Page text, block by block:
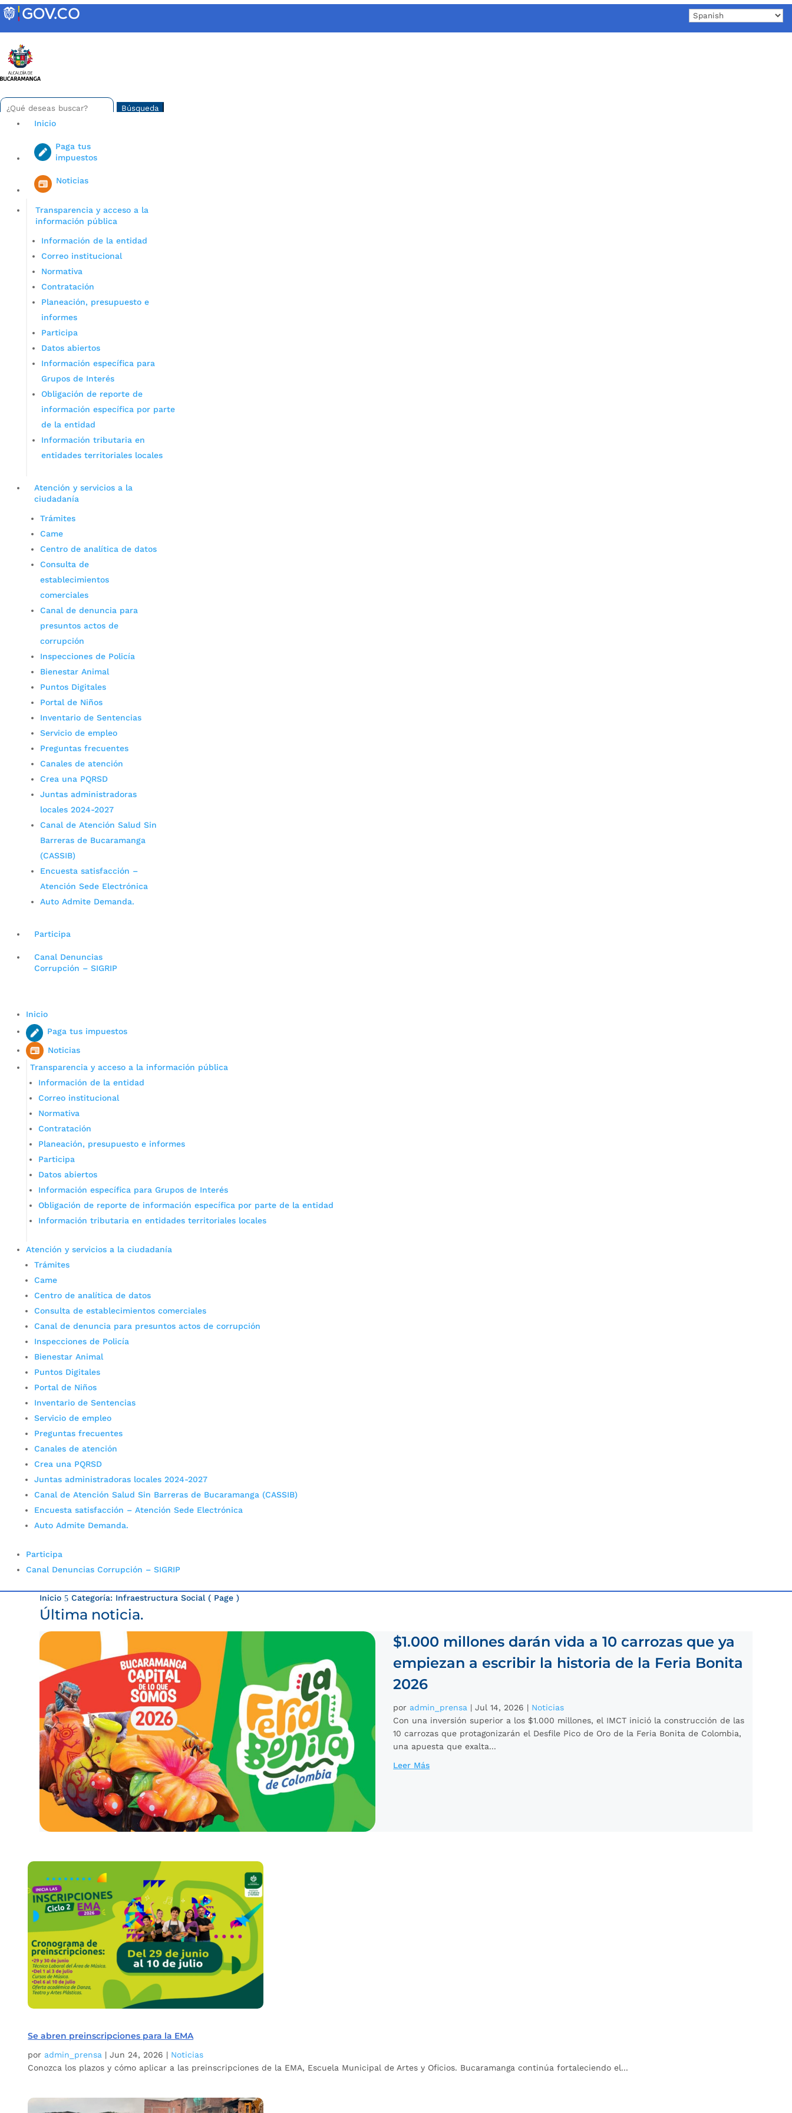
Skip
to
Buscar:
Search
for...
Iniciar sesión en gov co
Inicio
Paga tus
impuestos
Noticias
Transparencia y acceso a la
información pública
Información de la entidad
Correo institucional
Normativa
Contratación
Planeación, presupuesto e
informes
Participa
Datos abiertos
Información específica para
Grupos de Interés
Obligación de reporte de
información específica por parte
de la entidad
Información tributaria en
entidades territoriales locales
Atención y servicios a la
ciudadanía
Trámites
Came
Centro de analítica de datos
Consulta de
establecimientos
comerciales
Canal de denuncia para
presuntos actos de
corrupción
Inspecciones de Policía
Bienestar Animal
Puntos Digitales
Portal de Niños
Inventario de Sentencias
Servicio de empleo
Preguntas frecuentes
Canales de atención
Crea una PQRSD
Juntas administradoras
locales 2024-2027
Canal de Atención Salud Sin
Barreras de Bucaramanga
(CASSIB)
Encuesta satisfacción –
Atención Sede Electrónica
Auto Admite Demanda.
Participa
Canal Denuncias
Corrupción – SIGRIP
Inicio
Paga tus impuestos
Noticias
Transparencia y acceso a la información pública
Información de la entidad
Correo institucional
Normativa
Contratación
Planeación, presupuesto e informes
Participa
Datos abiertos
Información específica para Grupos de Interés
Obligación de reporte de información específica por parte de la entidad
Información tributaria en entidades territoriales locales
Atención y servicios a la ciudadanía
Trámites
Came
Centro de analítica de datos
Consulta de establecimientos comerciales
Canal de denuncia para presuntos actos de corrupción
Inspecciones de Policía
Bienestar Animal
Puntos Digitales
Portal de Niños
Inventario de Sentencias
Servicio de empleo
Preguntas frecuentes
Canales de atención
Crea una PQRSD
Juntas administradoras locales 2024-2027
Canal de Atención Salud Sin Barreras de Bucaramanga (CASSIB)
Encuesta satisfacción – Atención Sede Electrónica
Auto Admite Demanda.
Participa
Canal Denuncias Corrupción – SIGRIP
Inicio 5 Categoría: Infraestructura Social ( Page )
Última noticia.
$1.000 millones darán vida a 10 carrozas que ya
empiezan a escribir la historia de la Feria Bonita
2026
por admin_prensa |Jul 14, 2026 | Noticias
Con una inversión superior a los $1.000 millones, el IMCT inició la construcción de las
10 carrozas que protagonizarán el Desfile Pico de Oro de la Feria Bonita de Colombia,
una apuesta que exalta...
Leer Más
Se abren preinscripciones para la EMA
por admin_prensa |Jun 24, 2026 | Noticias
Conozca los plazos y cómo aplicar a las preinscripciones de la EMA, Escuela Municipal de Artes y Oficios. Bucaramanga continúa fortaleciendo el...